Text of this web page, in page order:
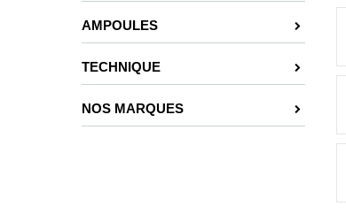
AMPOULES
TECHNIQUE
NOS MARQUES